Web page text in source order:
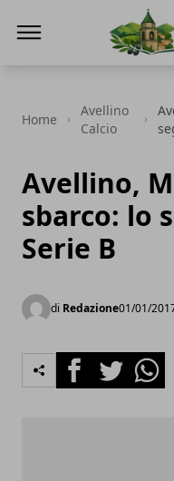
Home
Avellino
Calcio
Avellino,
sbarco: lo
Serie B
di Redazione01/01/
FacebookTwitter